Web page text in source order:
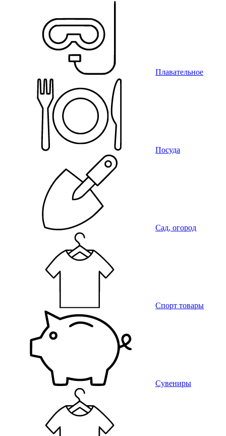
Плавательное
Посуда
Сад, огород
Спорт товары
Сувениры